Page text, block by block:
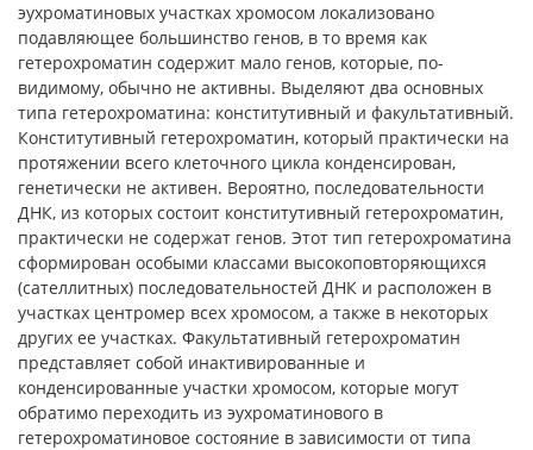
эухроматиновых участках хромосом локализовано
подавляющее большинство генов, в то время как
гетерохроматин содержит мало генов, которые, по-
видимому, обычно не активны. Выделяют два основных
типа гетерохроматина: конститутивный и факультативный.
Конститутивный гетерохроматин, который практически на
протяжении всего клеточного цикла конденсирован,
генетически не активен. Вероятно, последовательности
ДНК, из которых состоит конститутивный гетерохроматин,
практически не содержат генов. Этот тип гетерохроматина
сформирован особыми классами высокоповторяющихся
(сателлитных) последовательностей ДНК и расположен в
участках центромер всех хромосом, а также в некоторых
других ее участках. Факультативный гетерохроматин
представляет собой инактивированные и
конденсированные участки хромосом, которые могут
обратимо переходить из эухроматинового в
гетерохроматиновое состояние в зависимости от типа